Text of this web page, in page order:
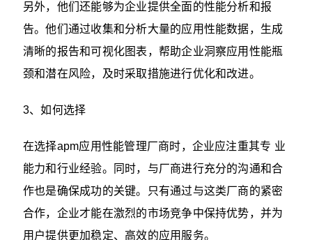
另外，他们还能够为企业提供全面的性能分析和报
告。他们通过收集和分析大量的应用性能数据，生成
清晰的报告和可视化图表，帮助企业洞察应用性能瓶
颈和潜在风险，及时采取措施进行优化和改进。
3、如何选择
在选择apm应用性能管理厂商时，企业应注重其专 业
能力和行业经验。同时，与厂商进行充分的沟通和合
作也是确保成功的关键。只有通过与这类厂商的紧密
合作，企业才能在激烈的市场竞争中保持优势，并为
用户提供更加稳定、高效的应用服务。